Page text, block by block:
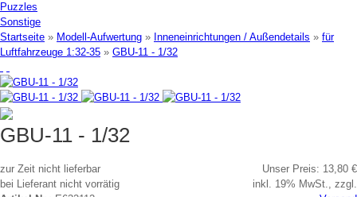
Puzzles
Sonstige
Startseite » Modell-Aufwertung » Inneneinrichtungen / Außendetails » für
Luftfahrzeuge 1:32-35 » GBU-11 - 1/32
GBU-11 - 1/32
zur Zeit nicht lieferbar
bei Lieferant nicht vorrätig
Unser Preis: 13,80 €
inkl. 19% MwSt., zzgl.